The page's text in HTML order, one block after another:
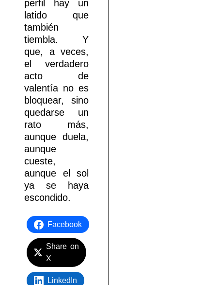
perfil hay un
latido que
también
tiembla. Y
que, a veces,
el verdadero
acto de
valentía no es
bloquear, sino
quedarse un
rato más,
aunque duela,
aunque
cueste,
aunque el sol
ya se haya
escondido.
Facebook
Share on
X
LinkedIn